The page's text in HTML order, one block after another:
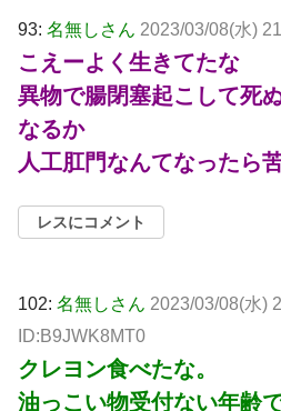
93: 名無しさん 2023/03/08(水)
こえーよく生きてたな
異物で腸閉塞起こして死
なるか
人工肛門なんてなったら
レスにコメント
102: 名無しさん 2023/03/08(水)
ID:B9JWK8MT0
クレヨン食べたな。
油っこい物受付ない年齢